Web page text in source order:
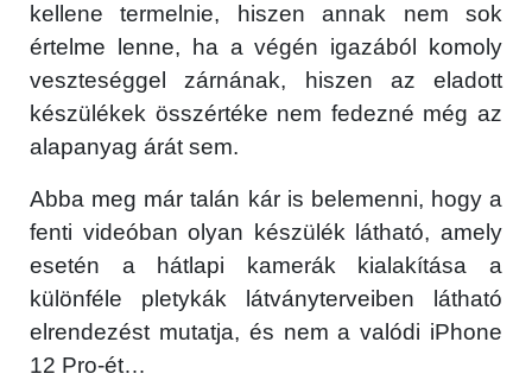
kellene termelnie, hiszen annak nem sok
értelme lenne, ha a végén igazából komoly
veszteséggel zárnának, hiszen az eladott
készülékek összértéke nem fedezné még az
alapanyag árát sem.
Abba meg már talán kár is belemenni, hogy a
fenti videóban olyan készülék látható, amely
esetén a hátlapi kamerák kialakítása a
különféle pletykák látványterveiben látható
elrendezést mutatja, és nem a valódi iPhone
12 Pro-ét…
×
Főoldal
Közösség